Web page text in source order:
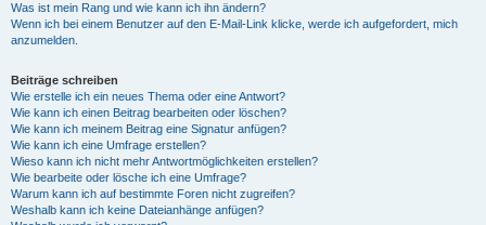
Was ist mein Rang und wie kann ich ihn ändern?
Wenn ich bei einem Benutzer auf den E-Mail-Link klicke, werde ich aufgefordert, mich
anzumelden.
Beiträge schreiben
Wie erstelle ich ein neues Thema oder eine Antwort?
Wie kann ich einen Beitrag bearbeiten oder löschen?
Wie kann ich meinem Beitrag eine Signatur anfügen?
Wie kann ich eine Umfrage erstellen?
Wieso kann ich nicht mehr Antwortmöglichkeiten erstellen?
Wie bearbeite oder lösche ich eine Umfrage?
Warum kann ich auf bestimmte Foren nicht zugreifen?
Weshalb kann ich keine Dateianhänge anfügen?